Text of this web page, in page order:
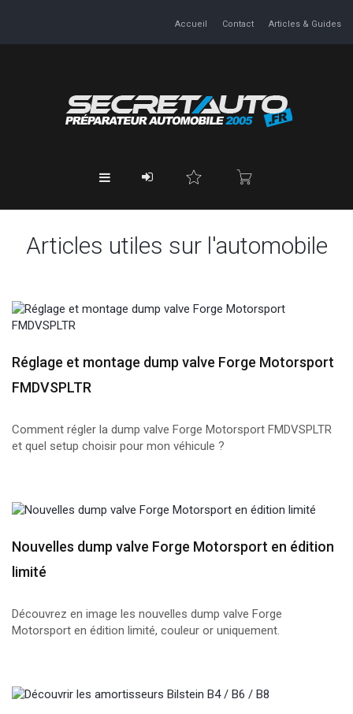
Accueil Contact Articles & Guides
Articles utiles sur l'automobile
Réglage et montage dump valve Forge Motorsport
FMDVSPLTR
Comment régler la dump valve Forge Motorsport FMDVSPLTR
et quel setup choisir pour mon véhicule ?
Nouvelles dump valve Forge Motorsport en édition
limité
Découvrez en image les nouvelles dump valve Forge
Motorsport en édition limité, couleur or uniquement.